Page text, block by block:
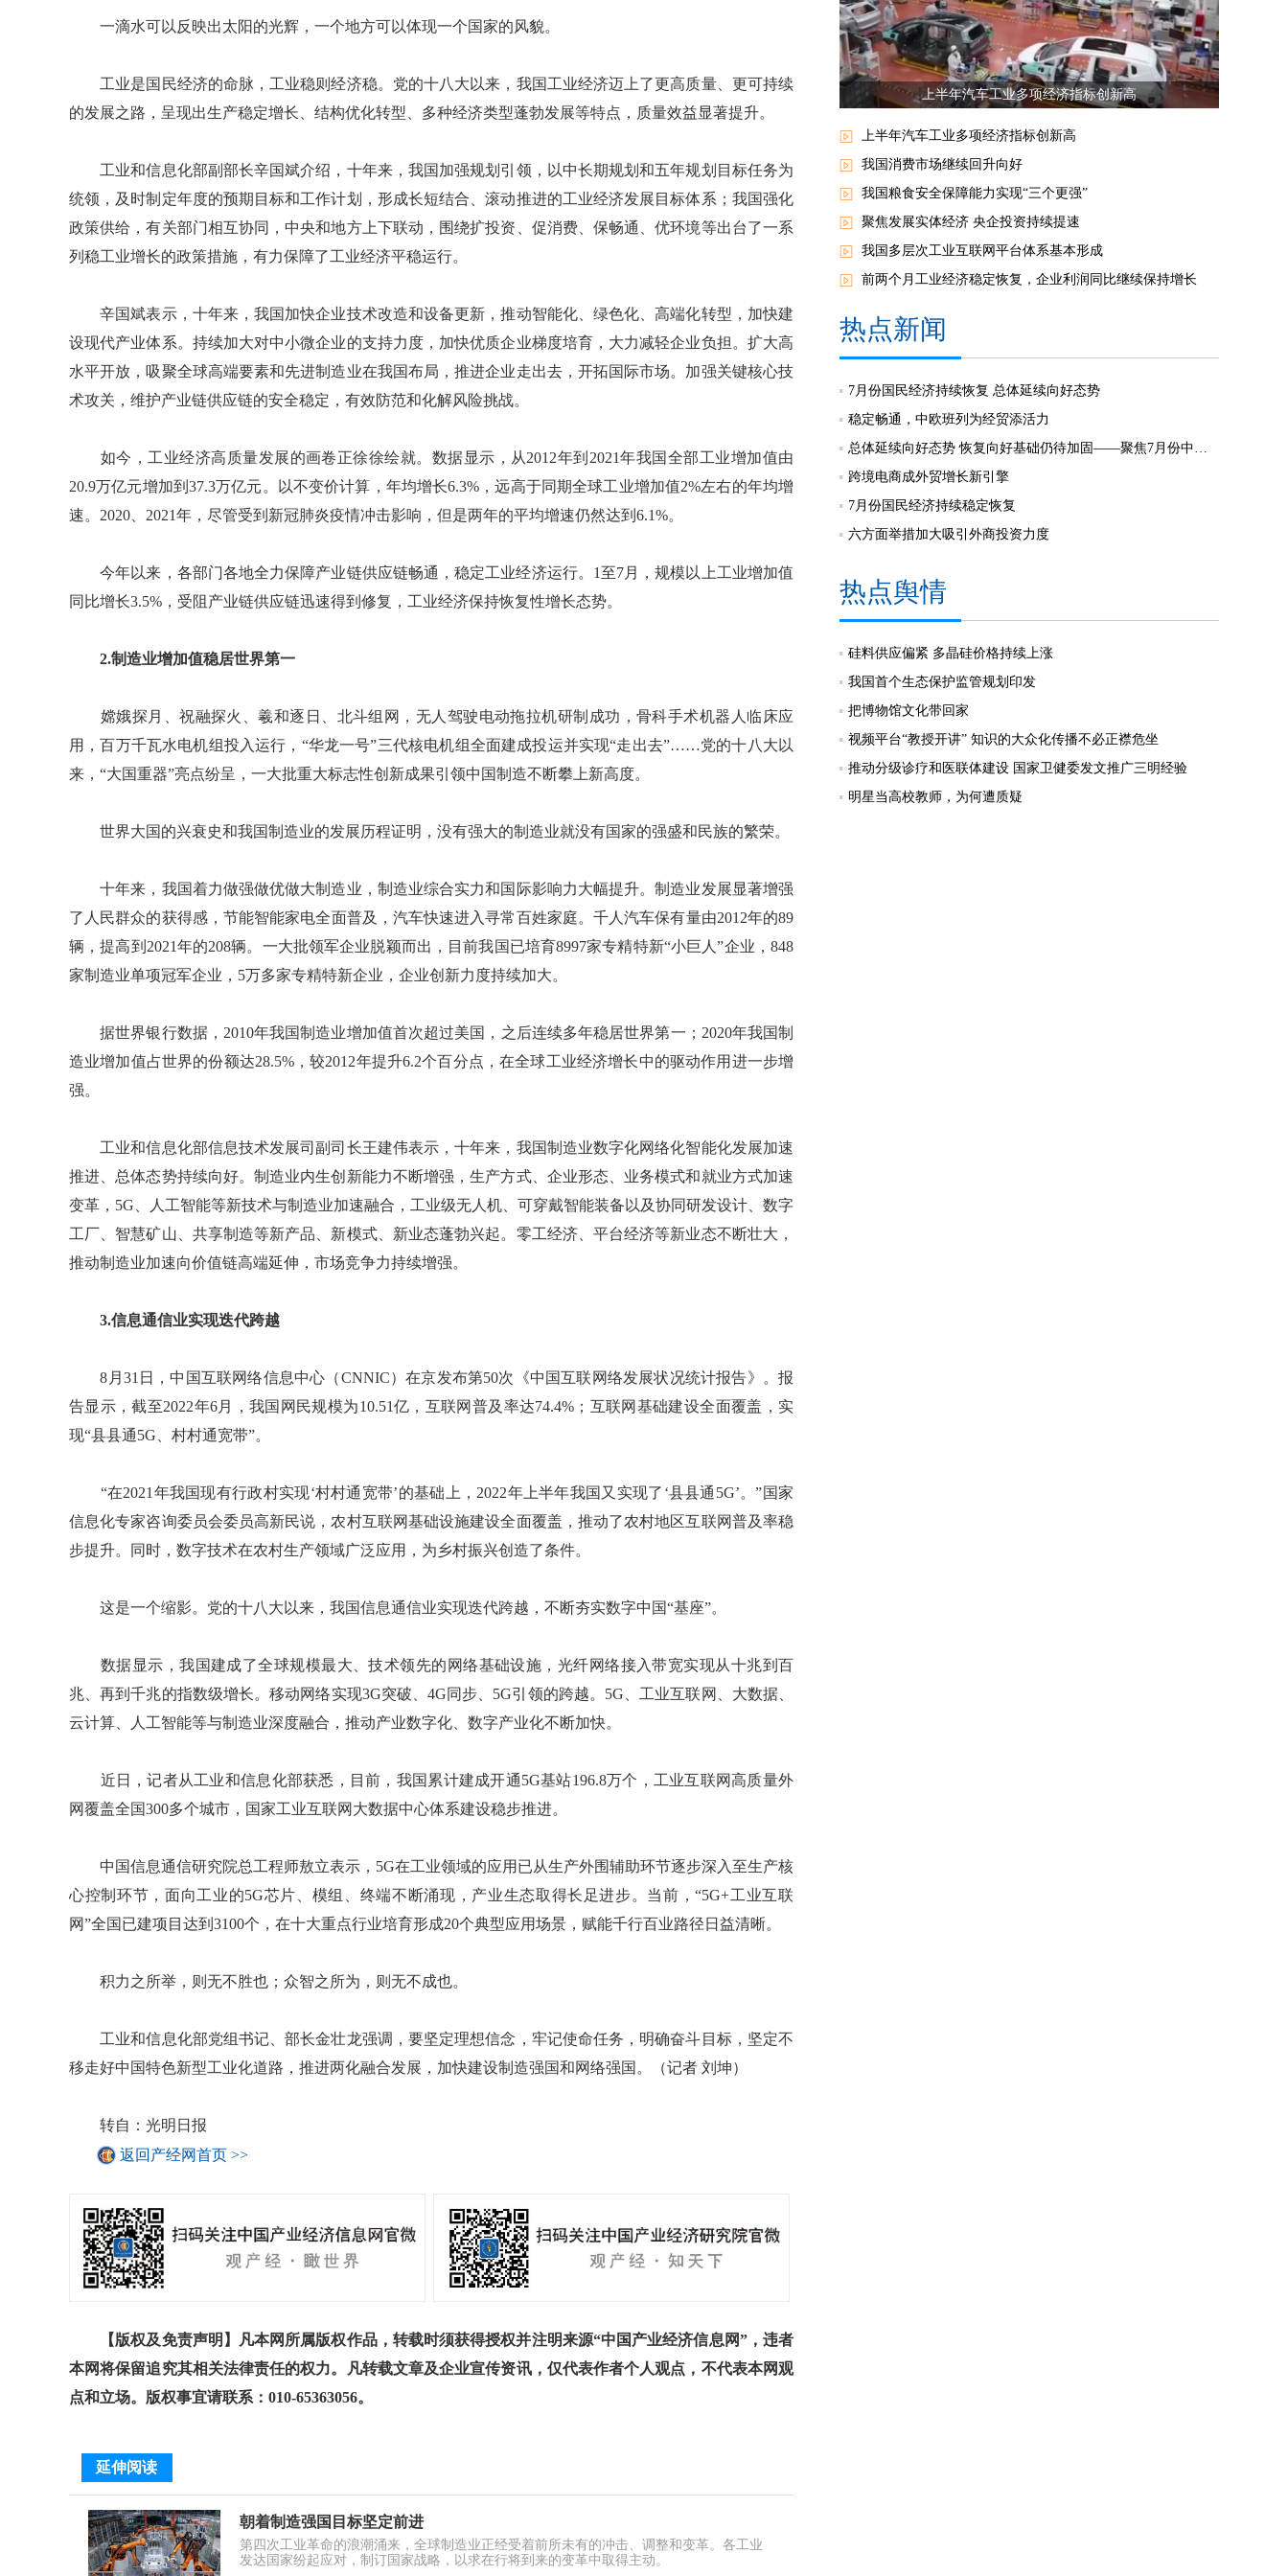
一滴水可以反映出太阳的光辉，一个地方可以体现一个国家的风貌。
工业是国民经济的命脉，工业稳则经济稳。党的十八大以来，我国工业经济迈上了更高质量、更可持续
的发展之路，呈现出生产稳定增长、结构优化转型、多种经济类型蓬勃发展等特点，质量效益显著提升。
工业和信息化部副部长辛国斌介绍，十年来，我国加强规划引领，以中长期规划和五年规划目标任务为
统领，及时制定年度的预期目标和工作计划，形成长短结合、滚动推进的工业经济发展目标体系；我国强化
政策供给，有关部门相互协同，中央和地方上下联动，围绕扩投资、促消费、保畅通、优环境等出台了一系
列稳工业增长的政策措施，有力保障了工业经济平稳运行。
辛国斌表示，十年来，我国加快企业技术改造和设备更新，推动智能化、绿色化、高端化转型，加快建
设现代产业体系。持续加大对中小微企业的支持力度，加快优质企业梯度培育，大力减轻企业负担。扩大高
水平开放，吸聚全球高端要素和先进制造业在我国布局，推进企业走出去，开拓国际市场。加强关键核心技
术攻关，维护产业链供应链的安全稳定，有效防范和化解风险挑战。
如今，工业经济高质量发展的画卷正徐徐绘就。数据显示，从2012年到2021年我国全部工业增加值由
20.9万亿元增加到37.3万亿元。以不变价计算，年均增长6.3%，远高于同期全球工业增加值2%左右的年均增
速。2020、2021年，尽管受到新冠肺炎疫情冲击影响，但是两年的平均增速仍然达到6.1%。
今年以来，各部门各地全力保障产业链供应链畅通，稳定工业经济运行。1至7月，规模以上工业增加值
同比增长3.5%，受阻产业链供应链迅速得到修复，工业经济保持恢复性增长态势。
2.制造业增加值稳居世界第一
嫦娥探月、祝融探火、羲和逐日、北斗组网，无人驾驶电动拖拉机研制成功，骨科手术机器人临床应
用，百万千瓦水电机组投入运行，“华龙一号”三代核电机组全面建成投运并实现“走出去”……党的十八大以
来，“大国重器”亮点纷呈，一大批重大标志性创新成果引领中国制造不断攀上新高度。
世界大国的兴衰史和我国制造业的发展历程证明，没有强大的制造业就没有国家的强盛和民族的繁荣。
十年来，我国着力做强做优做大制造业，制造业综合实力和国际影响力大幅提升。制造业发展显著增强
了人民群众的获得感，节能智能家电全面普及，汽车快速进入寻常百姓家庭。千人汽车保有量由2012年的89
辆，提高到2021年的208辆。一大批领军企业脱颖而出，目前我国已培育8997家专精特新“小巨人”企业，848
家制造业单项冠军企业，5万多家专精特新企业，企业创新力度持续加大。
据世界银行数据，2010年我国制造业增加值首次超过美国，之后连续多年稳居世界第一；2020年我国制
造业增加值占世界的份额达28.5%，较2012年提升6.2个百分点，在全球工业经济增长中的驱动作用进一步增
强。
工业和信息化部信息技术发展司副司长王建伟表示，十年来，我国制造业数字化网络化智能化发展加速
推进、总体态势持续向好。制造业内生创新能力不断增强，生产方式、企业形态、业务模式和就业方式加速
变革，5G、人工智能等新技术与制造业加速融合，工业级无人机、可穿戴智能装备以及协同研发设计、数字
工厂、智慧矿山、共享制造等新产品、新模式、新业态蓬勃兴起。零工经济、平台经济等新业态不断壮大，
推动制造业加速向价值链高端延伸，市场竞争力持续增强。
3.信息通信业实现迭代跨越
8月31日，中国互联网络信息中心（CNNIC）在京发布第50次《中国互联网络发展状况统计报告》。报
告显示，截至2022年6月，我国网民规模为10.51亿，互联网普及率达74.4%；互联网基础建设全面覆盖，实
现“县县通5G、村村通宽带”。
“在2021年我国现有行政村实现‘村村通宽带’的基础上，2022年上半年我国又实现了‘县县通5G’。”国家
信息化专家咨询委员会委员高新民说，农村互联网基础设施建设全面覆盖，推动了农村地区互联网普及率稳
步提升。同时，数字技术在农村生产领域广泛应用，为乡村振兴创造了条件。
这是一个缩影。党的十八大以来，我国信息通信业实现迭代跨越，不断夯实数字中国“基座”。
数据显示，我国建成了全球规模最大、技术领先的网络基础设施，光纤网络接入带宽实现从十兆到百
兆、再到千兆的指数级增长。移动网络实现3G突破、4G同步、5G引领的跨越。5G、工业互联网、大数据、
云计算、人工智能等与制造业深度融合，推动产业数字化、数字产业化不断加快。
近日，记者从工业和信息化部获悉，目前，我国累计建成开通5G基站196.8万个，工业互联网高质量外
网覆盖全国300多个城市，国家工业互联网大数据中心体系建设稳步推进。
中国信息通信研究院总工程师敖立表示，5G在工业领域的应用已从生产外围辅助环节逐步深入至生产核
心控制环节，面向工业的5G芯片、模组、终端不断涌现，产业生态取得长足进步。当前，“5G+工业互联
网”全国已建项目达到3100个，在十大重点行业培育形成20个典型应用场景，赋能千行百业路径日益清晰。
积力之所举，则无不胜也；众智之所为，则无不成也。
工业和信息化部党组书记、部长金壮龙强调，要坚定理想信念，牢记使命任务，明确奋斗目标，坚定不
移走好中国特色新型工业化道路，推进两化融合发展，加快建设制造强国和网络强国。（记者 刘坤）
转自：光明日报
返回产经网首页 >>
【版权及免责声明】凡本网所属版权作品，转载时须获得授权并注明来源“中国产业经济信息网”，违者
本网将保留追究其相关法律责任的权力。凡转载文章及企业宣传资讯，仅代表作者个人观点，不代表本网观
点和立场。版权事宜请联系：010-65363056。
延伸阅读
朝着制造强国目标坚定前进
第四次工业革命的浪潮涌来，全球制造业正经受着前所未有的冲击、调整和变革。各工业
发达国家纷起应对，制订国家战略，以求在行将到来的变革中取得主动。
上半年汽车工业多项经济指标创新高
上半年汽车工业多项经济指标创新高
我国消费市场继续回升向好
我国粮食安全保障能力实现“三个更强”
聚焦发展实体经济 央企投资持续提速
我国多层次工业互联网平台体系基本形成
前两个月工业经济稳定恢复，企业利润同比继续保持增长
热点新闻
7月份国民经济持续恢复 总体延续向好态势
稳定畅通，中欧班列为经贸添活力
总体延续向好态势 恢复向好基础仍待加固——聚焦7月份中国经济走势
跨境电商成外贸增长新引擎
7月份国民经济持续稳定恢复
六方面举措加大吸引外商投资力度
热点舆情
硅料供应偏紧 多晶硅价格持续上涨
我国首个生态保护监管规划印发
把博物馆文化带回家
视频平台“教授开讲” 知识的大众化传播不必正襟危坐
推动分级诊疗和医联体建设 国家卫健委发文推广三明经验
明星当高校教师，为何遭质疑